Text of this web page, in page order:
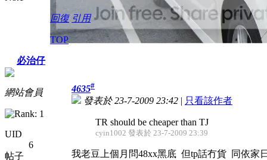
回復 引用
TOP
必治仔
網站會員
UID
6
帖子
4635#
發表於 23-7-2009 23:42 | 只看該作者
TR should be cheaper than TJ
cyin1002 發表於 23-7-2009 23:39
我老豆上個月問48xx黑底 但tp話冇貨 同依家